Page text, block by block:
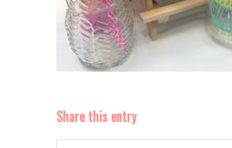
Share this entry